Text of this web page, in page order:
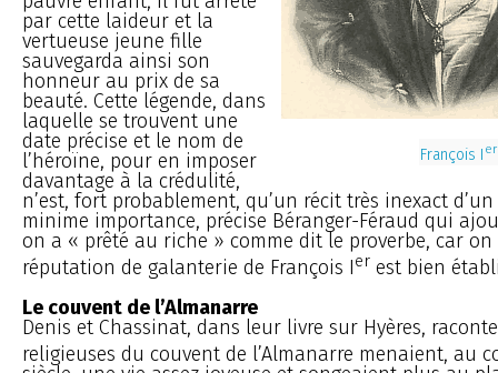
François I er
par cette laideur et la
vertueuse jeune fille
sauvegarda ainsi son
honneur au prix de sa
beauté. Cette légende, dans
laquelle se trouvent une
date précise et le nom de
l’héroïne, pour en imposer
davantage à la crédulité,
n’est, fort probablement, qu’un récit très inexact
minime importance, précise Béranger-Féraud qui
on a « prêté au riche » comme dit le proverbe, car
réputation de galanterie de François Ier est bien
Le couvent de l’Almanarre
Denis et Chassinat, dans leur livre sur Hyères,
religieuses du couvent de l’Almanarre menaient, au